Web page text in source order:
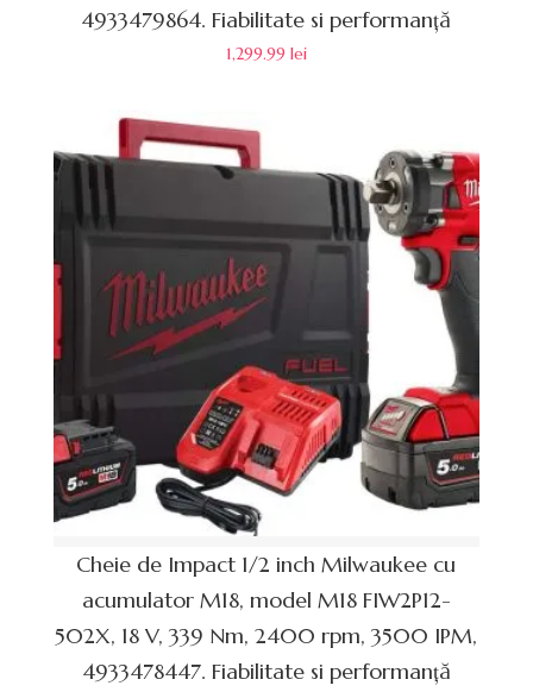
4933479864. Fiabilitate si performanță
1,299.99 lei
Cheie de Impact 1/2 inch Milwaukee cu
acumulator M18, model M18 FIW2P12-
502X, 18 V, 339 Nm, 2400 rpm, 3500 IPM,
4933478447. Fiabilitate si performanță